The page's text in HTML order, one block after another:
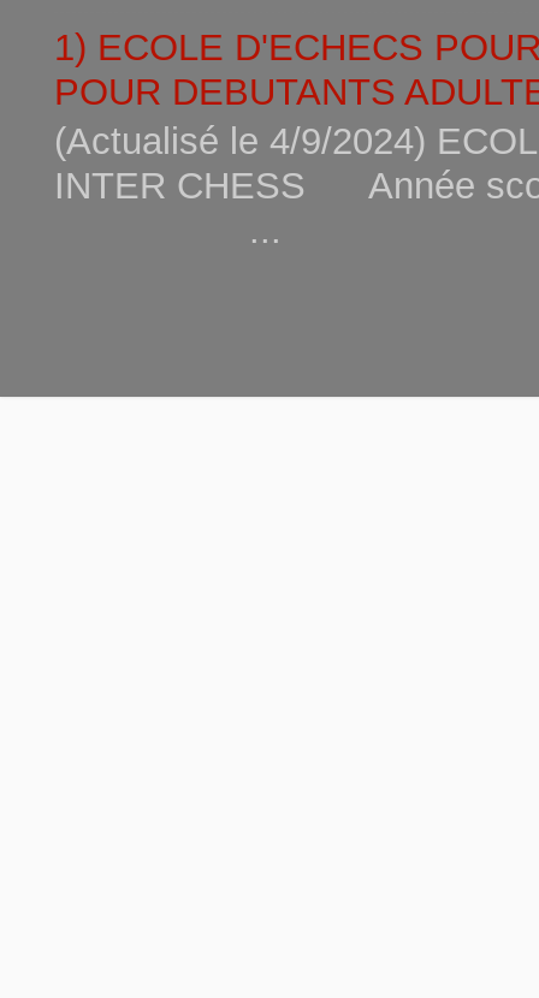
1) ECOLE D'ECHECS
POUR DEBUTANTS
(Actualisé le 4/9/2024)
INTER CHESS Année
...